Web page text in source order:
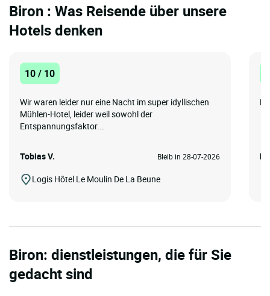
Biron : Was Reisende über unsere
Hotels denken
10 / 10
Wir waren leider nur eine Nacht im super idyllischen
Mühlen-Hotel, leider weil sowohl der
Entspannungsfaktor...
Tobias V. Bleib in 28-07-2026
Logis Hôtel Le Moulin De La Beune
Biron: dienstleistungen, die für Sie
gedacht sind